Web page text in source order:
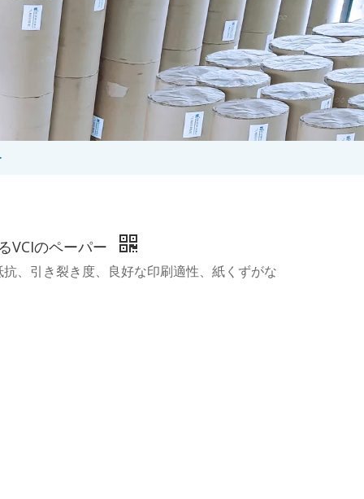
VCIのペーパー
、引き裂き度、良好な印刷適性、紙くずがな